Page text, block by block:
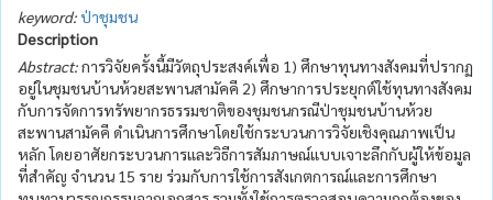
keyword:ป่าชุมชน
Description
Abstract:การวิจัยครั้งนี้มีวัตถุประสงค์เพื่อ 1) ศึกษาทุนทางสังคมที่ปรากฏ
อยู่ในชุมชนบ้านห้วยสะพานสามัคคี 2) ศึกษาการประยุกต์ใช้ทุนทางสังคม
กับการจัดการทรัพยากรธรรมชาติของชุมชนกรณีป่าชุมชนบ้านห้วย
สะพานสามัคคี ดำเนินการศึกษาโดยใช้กระบวนการวิจัยเชิงคุณภาพเป็น
หลัก โดยอาศัยกระบวนการและวิธีการสัมภาษณ์แบบเจาะลึกกับผู้ให้ข้อมูล
ที่สำคัญ จำนวน 15 ราย ร่วมกับการใช้การสังเกตการณ์และการศึกษา